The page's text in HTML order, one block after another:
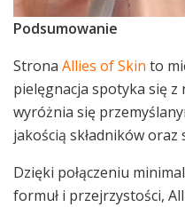
Podsumowanie
Strona Allies of Skin to
pielęgnacja spotyka się
wyróżnia się
jakością składników oraz
Dzięki połączeniu
formuł i przejrzystości,